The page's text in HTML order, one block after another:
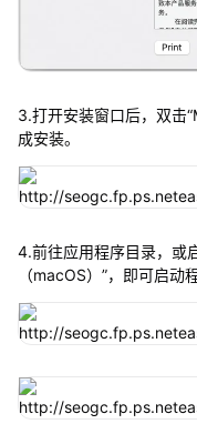
3.打开安装窗口后，双击
成安装。
4.前往应用程序目录，或
（macOS）”，即可启动